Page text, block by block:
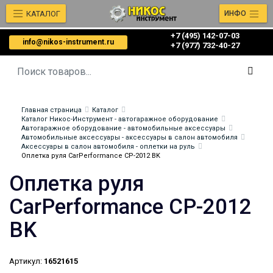
info@nikos-instrument.ru
+7 (495) 142-07-03
‎‎+7 (977) 732-40-27
КАТАЛОГ ИНФО
Главная страница
Каталог
Каталог Никос-Инструмент - автогаражное оборудование
Автогаражное оборудование - автомобильные аксессуары
Автомобильные аксессуары - аксессуары в салон автомобиля
Аксессуары в салон автомобиля - оплетки на руль
Оплетка руля CarPerformance CP-2012 BK
Оплетка руля
CarPerformance CP-2012
BK
Артикул: 16521615